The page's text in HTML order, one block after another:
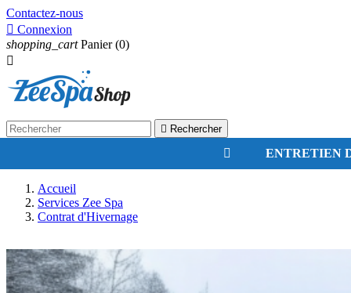
Contactez-nous
 Connexion
shopping_cart Panier (0)

 Rechercher
ENTRETIEN
Accueil
Services Zee Spa
Contrat d'Hivernage